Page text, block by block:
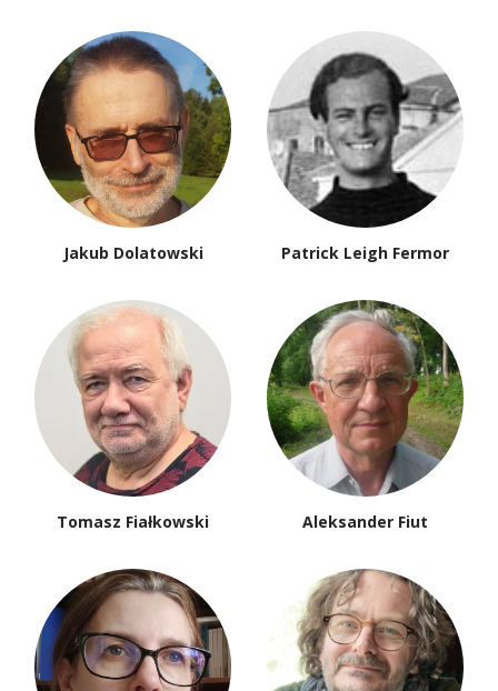
Jakub Dolatowski Patrick Leigh Fermor
Tomasz Fiałkowski Aleksander Fiut